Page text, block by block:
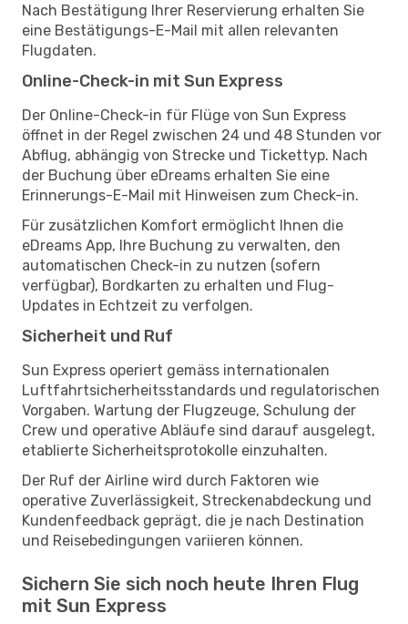
Nach Bestätigung Ihrer Reservierung erhalten Sie
eine Bestätigungs-E-Mail mit allen relevanten
Flugdaten.
Online-Check-in mit Sun Express
Der Online-Check-in für Flüge von Sun Express
öffnet in der Regel zwischen 24 und 48 Stunden vor
Abflug, abhängig von Strecke und Tickettyp. Nach
der Buchung über eDreams erhalten Sie eine
Erinnerungs-E-Mail mit Hinweisen zum Check-in.
Für zusätzlichen Komfort ermöglicht Ihnen die
eDreams App, Ihre Buchung zu verwalten, den
automatischen Check-in zu nutzen (sofern
verfügbar), Bordkarten zu erhalten und Flug-
Updates in Echtzeit zu verfolgen.
Sicherheit und Ruf
Sun Express operiert gemäss internationalen
Luftfahrtsicherheitsstandards und regulatorischen
Vorgaben. Wartung der Flugzeuge, Schulung der
Crew und operative Abläufe sind darauf ausgelegt,
etablierte Sicherheitsprotokolle einzuhalten.
Der Ruf der Airline wird durch Faktoren wie
operative Zuverlässigkeit, Streckenabdeckung und
Kundenfeedback geprägt, die je nach Destination
und Reisebedingungen variieren können.
Sichern Sie sich noch heute Ihren Flug
mit Sun Express